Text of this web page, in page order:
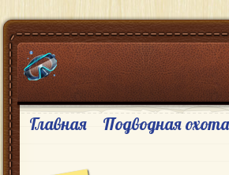
Главная Подводная охота